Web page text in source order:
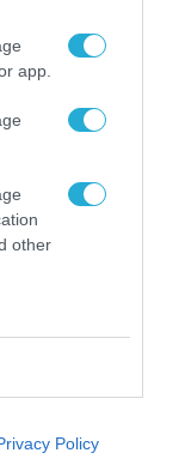
app.
other
Policy